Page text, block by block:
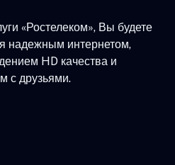
«Ростелеком», Вы будете
надежным интернетом,
HD качества и
с друзьями.